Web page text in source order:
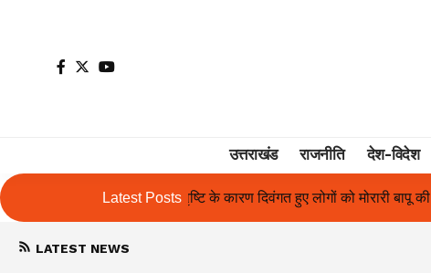
उत्तराखंड राजनीति देश-विदेश
Latest Posts
दिवंगत हुए लोगों को मोरारी बापू की श्रद्धांजलि और उनके परिजनों को सहायता
LATEST NEWS